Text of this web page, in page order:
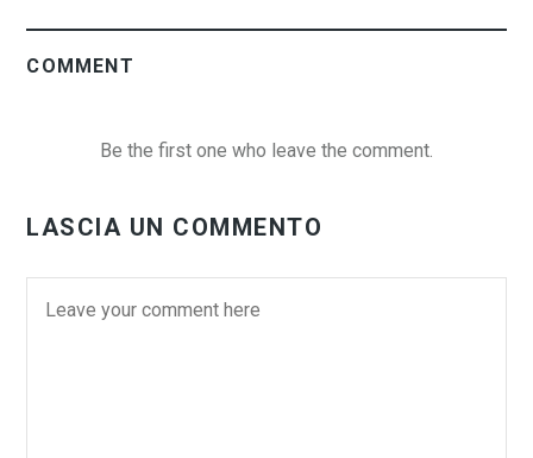
COMMENT
Be the first one who leave the comment.
LASCIA UN COMMENTO